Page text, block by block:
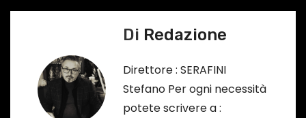
i
Di Redazione
Direttore : SERAFINI
Stefano Per ogni necessità
potete scrivere a :